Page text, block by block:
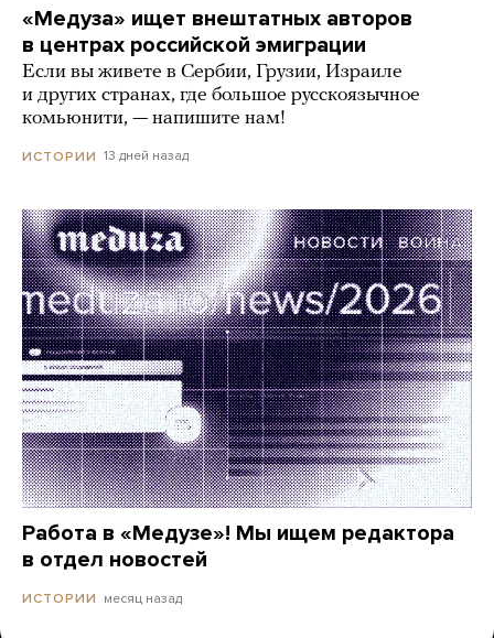
«Медуза» ищет внештатных авторов
в центрах российской эмиграции
Если вы живете в Сербии, Грузии, Израиле
и других странах, где большое русскоязычное
комьюнити, — напишите нам!
ИСТОРИИ 13 дней назад
Работа в «Медузе»! Мы ищем редактора
в отдел новостей
ИСТОРИИ месяц назад